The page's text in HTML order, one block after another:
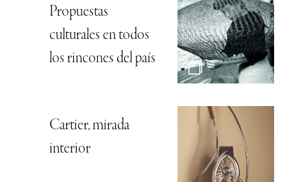
Propuestas
culturales en todos
los rincones del país
Cartier, mirada
interior